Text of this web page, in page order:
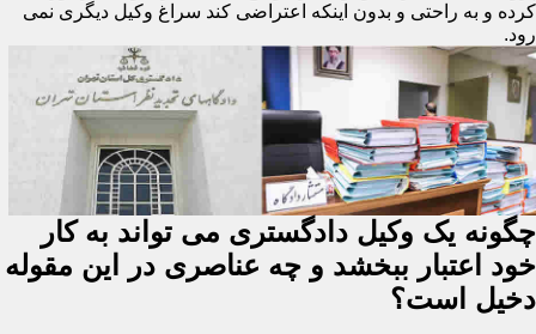
کرده و به راحتی و بدون اینکه اعتراضی کند سراغ وکیل دیگری نمی
رود.
چگونه یک وکیل دادگستری می تواند به کار
خود اعتبار ببخشد و چه عناصری در این مقوله
دخیل است؟